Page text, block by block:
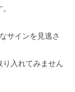
サインを見逃さ
入れてみません